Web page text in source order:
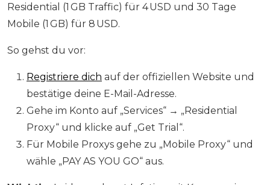
Residential (1 GB Traffic) für 4 USD und 30 Tage
Mobile (1 GB) für 8 USD.
So gehst du vor:
Registriere dich auf der offiziellen Website und
bestätige deine E-Mail-Adresse.
Gehe im Konto auf „Services“ → „Residential
Proxy“ und klicke auf „Get Trial“.
Für Mobile Proxys gehe zu „Mobile Proxy“ und
wähle „PAY AS YOU GO“ aus.